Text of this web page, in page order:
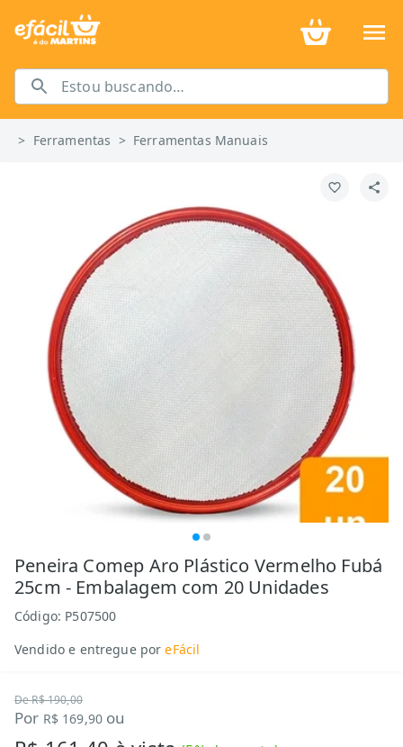
> Ferramentas > Ferramentas Manuais
Peneira Comep Aro Plástico Vermelho Fubá
25cm - Embalagem com 20 Unidades
Código: P507500
Vendido e entregue por eFácil
DeR$ 190,00
Por R$ 169,90 ou